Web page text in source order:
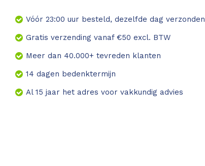
Vóór 23:00 uur besteld, dezelfde dag verzonden
Gratis verzending vanaf €50 excl. BTW
Meer dan 40.000+ tevreden klanten
14 dagen bedenktermijn
Al 15 jaar het adres voor vakkundig advies